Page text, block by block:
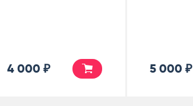
4 000 ₽ 5 000 ₽